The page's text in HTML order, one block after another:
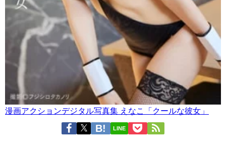
漫画アクションデジタル写真集 えなこ「クールな彼女」
LINE